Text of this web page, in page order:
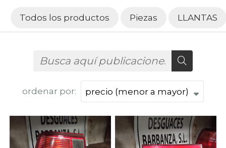
Todos los productos Piezas LLANTAS
ordenar por: